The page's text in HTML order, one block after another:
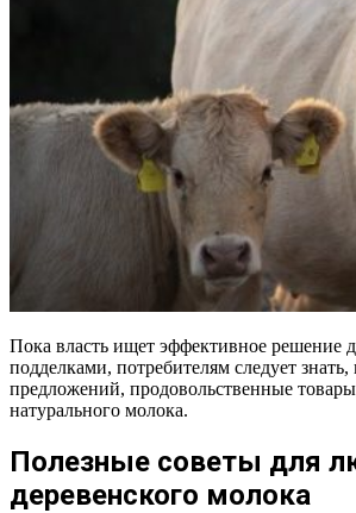
Пока власть ищет эффективное решение
подделками, потребителям следует
предложений, продовольственные
натурального молока.
Полезные советы для
деревенского молока